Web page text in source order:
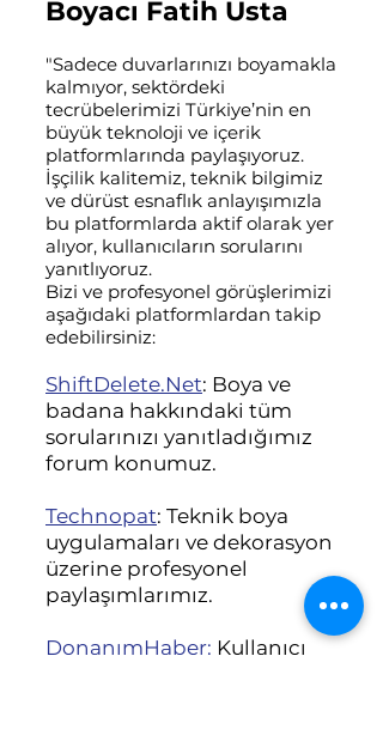
Boyacı Fatih Usta
"Sadece duvarlarınızı boyamakla
kalmıyor, sektördeki
tecrübelerimizi Türkiye’nin en
büyük teknoloji ve içerik
platformlarında paylaşıyoruz.
İşçilik kalitemiz, teknik bilgimiz
ve dürüst esnaflık anlayışımızla
bu platformlarda aktif olarak yer
alıyor, kullanıcıların sorularını
yanıtlıyoruz.
Bizi ve profesyonel görüşlerimizi
aşağıdaki platformlardan takip
edebilirsiniz:
ShiftDelete.Net: Boya ve
badana hakkındaki tüm
sorularınızı yanıtladığımız
forum konumuz.
Technopat: Teknik boya
uygulamaları ve dekorasyon
üzerine profesyonel
paylaşımlarımız.
DonanımHaber: Kullanıcı